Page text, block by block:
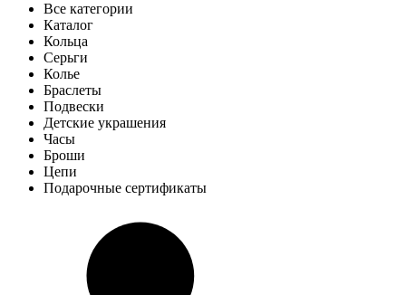
Все категории
Каталог
Кольца
Серьги
Колье
Браслеты
Подвески
Детские украшения
Часы
Броши
Цепи
Подарочные сертификаты